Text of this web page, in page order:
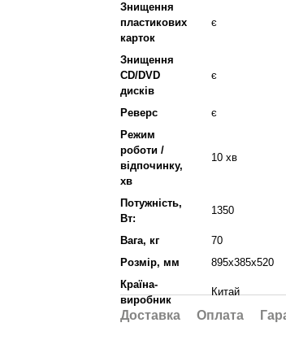
Знищення
пластикових
карток
є
Знищення
CD/DVD
дисків
є
Реверс
є
Режим
роботи /
відпочинку,
хв
10 хв
Потужність,
Вт:
1350
Вага, кг
70
Розмір, мм
895х385х520
Країна-
виробник
Китай
Доставка Оплата